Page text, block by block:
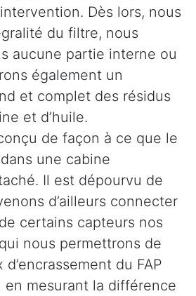
Dès lors, nous
du filtre, nous
aucune partie interne ou
également un
et complet des résidus
et d’huile.
de façon à ce que le
une cabine
Il est dépourvu de
d’ailleurs connecter
certains capteurs nos
nous permettrons de
du FAP
en mesurant la différence